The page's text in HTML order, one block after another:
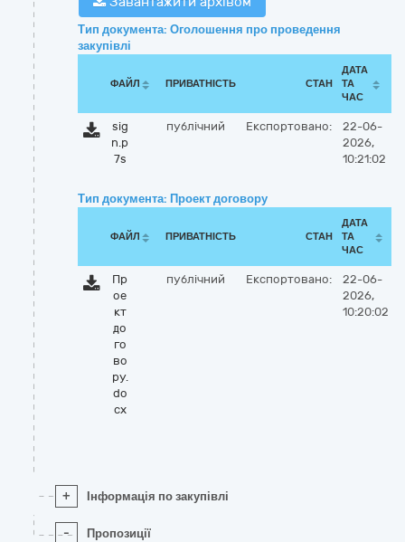
Тип документа: Оголошення про проведення
закупівлі
ФАЙЛ ПРИВАТНІСТЬ СТАН
ДАТА
ТА
ЧАС
sig
n.p
7s
публічний Експортовано:
22-06-
2026,
10:21:02
Тип документа: Проект договору
ФАЙЛ ПРИВАТНІСТЬ СТАН
ДАТА
ТА
ЧАС
Пр
ое
кт
до
го
во
ру.
do
cx
публічний Експортовано:
22-06-
2026,
10:20:02
+ Інформація по закупівлі
- Пропозиції